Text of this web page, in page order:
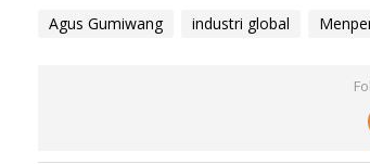
Agus Gumiwang industri global